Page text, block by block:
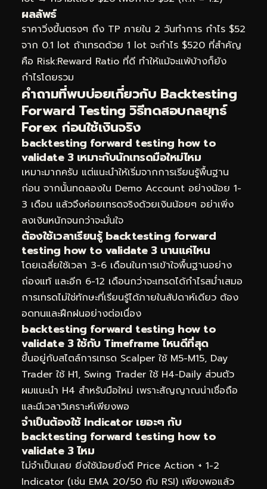
ผลลัพธ์
ราคาวิ่งขึ้นตรงๆ ถึง TP ภายใน 2 วันทำการ กำไร $52
จาก 0.1 lot ถ้าเทรดด้วย 1 lot จะกำไร $520 ที่สำคัญ
คือ Risk:Reward Ratio ที่ดี ทำให้แม้จะแพ้บ้างก็ยัง
กำไรโดยรวม
คำถามที่พบบ่อยเกี่ยวกับ Backtesting
Forward Testing วิธีทดสอบกลยุทธ์
Forex ก่อนใช้เงินจริง
backtesting forward testing how to
validate 3 เหมาะกับนักเทรดมือใหม่ไหม
เหมาะมากครับ แต่แนะนำให้เริ่มจากการเรียนรู้พื้นฐาน
ก่อน จากนั้นทดลองใน Demo Account อย่างน้อย 1-
3 เดือน แล้วจึงค่อยเทรดจริงด้วยเงินน้อยๆ อย่าเพิ่ง
ลงเงินหนักจนกว่าจะมั่นใจ
ต้องใช้เวลาเรียนรู้ backtesting forward
testing how to validate 3 นานแค่ไหน
โดยเฉลี่ยใช้เวลา 3-6 เดือนในการเข้าใจพื้นฐานอย่าง
ถ่องแท้ และอีก 6-12 เดือนกว่าจะเทรดได้กำไรสม่ำเสมอ
การเทรดไม่ใช่ทักษะที่เรียนรู้ได้ภายในสัปดาห์เดียว ต้อง
อดทนและฝึกฝนอย่างต่อเนื่อง
backtesting forward testing how to
validate 3 ใช้กับ Timeframe ไหนดีที่สุด
ขึ้นอยู่กับสไตล์การเทรด Scalper ใช้ M5-M15, Day
Trader ใช้ H1, Swing Trader ใช้ H4-Daily ส่วนตัว
ผมแนะนำ H4 สำหรับมือใหม่ เพราะสัญญาณน่าเชื่อถือ
และมีเวลาวิเคราะห์เพียงพอ
จำเป็นต้องใช้ Indicator เยอะๆ กับ
backtesting forward testing how to
validate 3 ไหม
ไม่จำเป็นเลย ยิ่งใช้น้อยยิ่งดี Price Action + 1-2
Indicator (เช่น EMA 20/50 กับ RSI) เพียงพอแล้ว